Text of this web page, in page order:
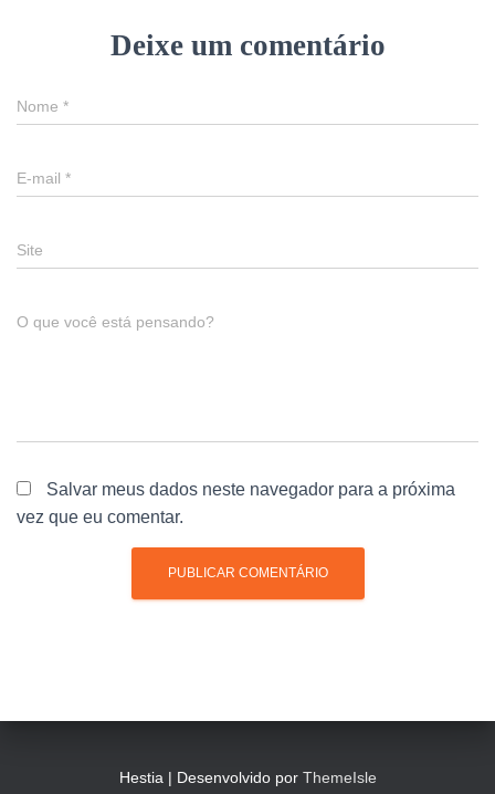
Deixe um comentário
Nome *
E-mail *
Site
O que você está pensando?
Salvar meus dados neste navegador para a próxima
vez que eu comentar.
Hestia | Desenvolvido por ThemeIsle